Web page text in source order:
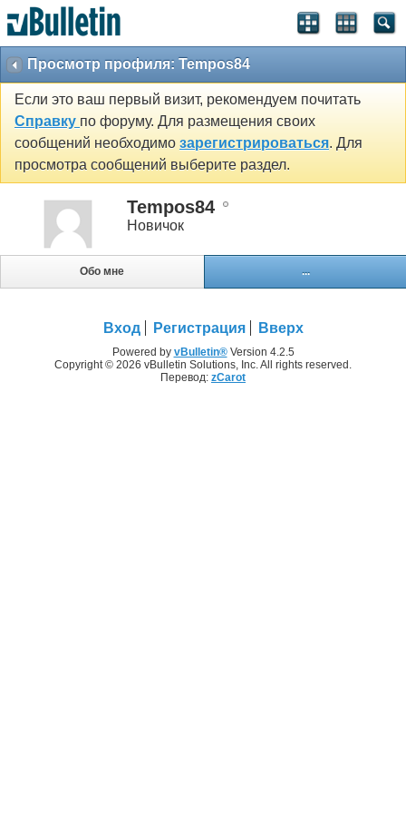
Просмотр профиля: Tempos84
Если это ваш первый визит, рекомендуем почитать
Справку по форуму. Для размещения своих
сообщений необходимо зарегистрироваться. Для
просмотра сообщений выберите раздел.
Tempos84
Новичок
Обо мне ...
Вход Регистрация Вверх
Powered by vBulletin®Version 4.2.5
Copyright © 2026 vBulletin Solutions, Inc. All rights reserved.
Перевод: zCarot